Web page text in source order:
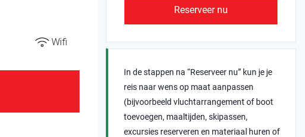
Wifi
Reserveer nu
In de stappen na “Reserveer nu” kun je je
reis naar wens op maat aanpassen
(bijvoorbeeld vluchtarrangement of boot
toevoegen, maaltijden, skipassen,
excursies reserveren en materiaal huren of